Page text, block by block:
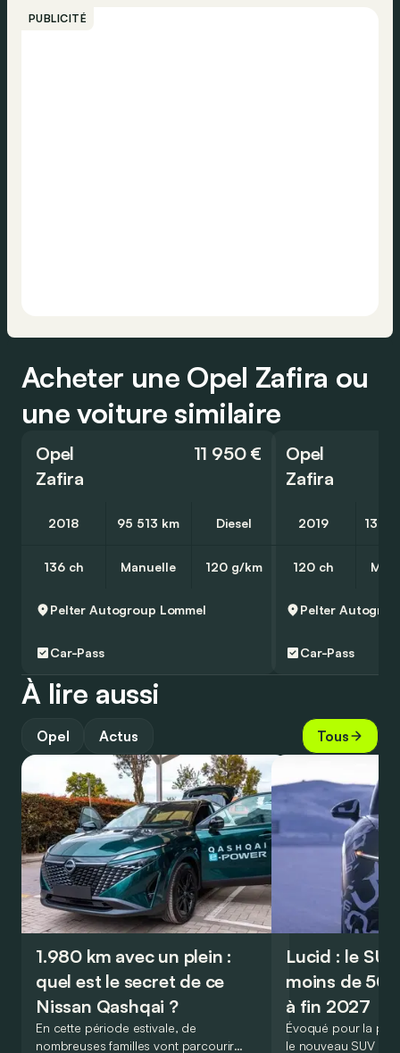
PUBLICITÉ
Acheter une Opel Zafira ou
une voiture similaire
Opel
Zafira
11 950 €
2018 95 513 km Diesel
136 ch Manuelle 120 g/km
Pelter Autogroup Lommel
Car-Pass
Opel
Zafira
2019 136
120 ch
Pelter
Car-Pass
À lire aussi
Opel Actus Tous
1.980 km avec un plein :
quel est le secret de ce
Nissan Qashqai ?
En cette période estivale, de
nombreuses familles vont parcourir
Lucid : le
moins de
à fin 2027
Évoqué pour la
le nouveau SUV